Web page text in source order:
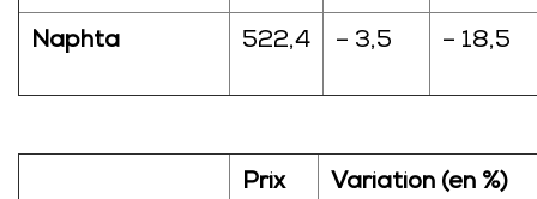
Naphta 522,4 – 3,5 – 18,5
Prix Variation (en %)